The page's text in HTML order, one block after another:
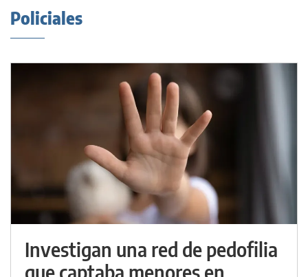
Policiales
Investigan una red de pedofilia
que captaba menores en